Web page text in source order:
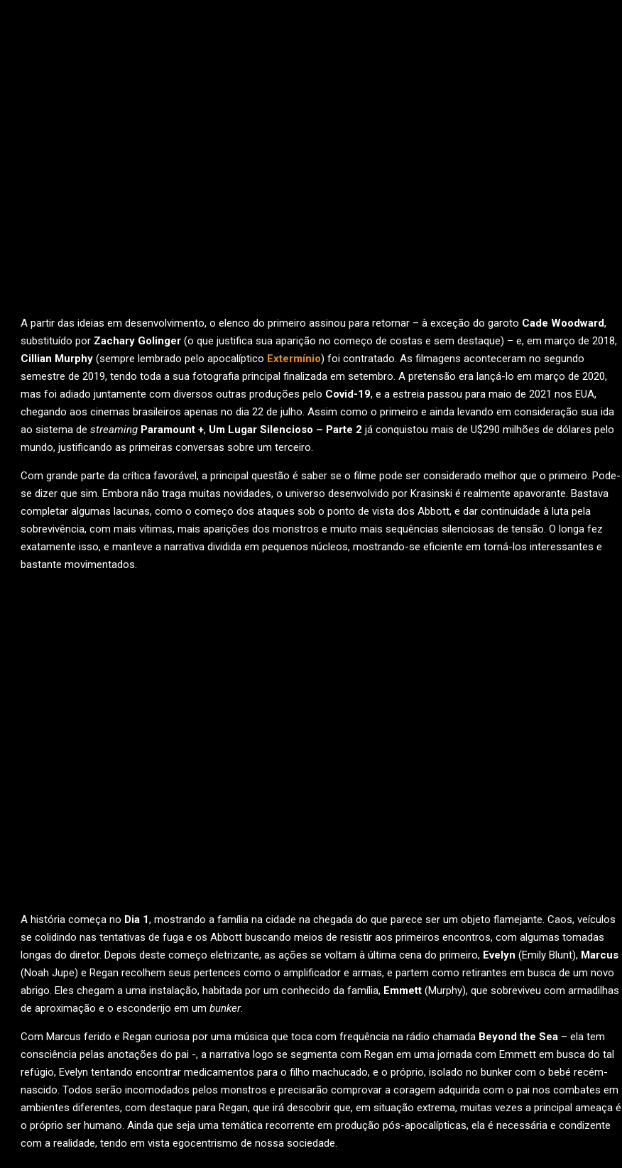
A partir das ideias em desenvolvimento, o elenco do primeiro assinou para retornar – à exceção do garoto Cade Woodward,
substituído por Zachary Golinger (o que justifica sua aparição no começo de costas e sem destaque) – e, em março de 2018,
Cillian Murphy (sempre lembrado pelo apocalíptico Extermínio) foi contratado. As filmagens aconteceram no segundo
semestre de 2019, tendo toda a sua fotografia principal finalizada em setembro. A pretensão era lançá-lo em março de 2020,
mas foi adiado juntamente com diversos outras produções pelo Covid-19, e a estreia passou para maio de 2021 nos EUA,
chegando aos cinemas brasileiros apenas no dia 22 de julho. Assim como o primeiro e ainda levando em consideração sua ida
ao sistema de streaming Paramount +, Um Lugar Silencioso – Parte 2 já conquistou mais de U$290 milhões de dólares pelo
mundo, justificando as primeiras conversas sobre um terceiro.
Com grande parte da crítica favorável, a principal questão é saber se o filme pode ser considerado melhor que o primeiro. Pode-
se dizer que sim. Embora não traga muitas novidades, o universo desenvolvido por Krasinski é realmente apavorante. Bastava
completar algumas lacunas, como o começo dos ataques sob o ponto de vista dos Abbott, e dar continuidade à luta pela
sobrevivência, com mais vítimas, mais aparições dos monstros e muito mais sequências silenciosas de tensão. O longa fez
exatamente isso, e manteve a narrativa dividida em pequenos núcleos, mostrando-se eficiente em torná-los interessantes e
bastante movimentados.
A história começa no Dia 1, mostrando a família na cidade na chegada do que parece ser um objeto flamejante. Caos, veículos
se colidindo nas tentativas de fuga e os Abbott buscando meios de resistir aos primeiros encontros, com algumas tomadas
longas do diretor. Depois deste começo eletrizante, as ações se voltam à última cena do primeiro, Evelyn (Emily Blunt), Marcus
(Noah Jupe) e Regan recolhem seus pertences como o amplificador e armas, e partem como retirantes em busca de um novo
abrigo. Eles chegam a uma instalação, habitada por um conhecido da família, Emmett (Murphy), que sobreviveu com armadilhas
de aproximação e o esconderijo em um bunker.
Com Marcus ferido e Regan curiosa por uma música que toca com frequência na rádio chamada Beyond the Sea – ela tem
consciência pelas anotações do pai -, a narrativa logo se segmenta com Regan em uma jornada com Emmett em busca do tal
refúgio, Evelyn tentando encontrar medicamentos para o filho machucado, e o próprio, isolado no bunker com o bebé recém-
nascido. Todos serão incomodados pelos monstros e precisarão comprovar a coragem adquirida com o pai nos combates em
ambientes diferentes, com destaque para Regan, que irá descobrir que, em situação extrema, muitas vezes a principal ameaça é
o próprio ser humano. Ainda que seja uma temática recorrente em produção pós-apocalípticas, ela é necessária e condizente
com a realidade, tendo em vista egocentrismo de nossa sociedade.